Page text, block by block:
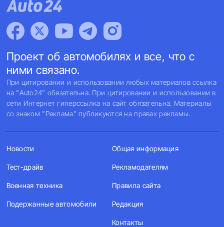
Проект об автомобилях и все, что с
ними связано.
При цитировании и использовании любых материалов ссылка
на "Auto24" обязательна. При цитировании и использовании в
сети Интернет гиперссылка на сайт обязательна. Материалы
со знаком "Реклама" публикуются на правах рекламы.
Новости
Тест-драйв
Военная техника
Подержанные автомобили
Общая информация
Рекламодателям
Правила сайта
Редакция
Контакты